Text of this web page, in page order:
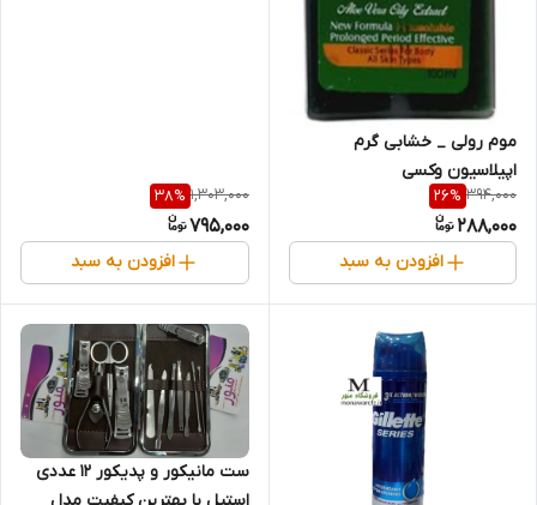
موم رولی _ خشابی گرم
اپیلاسیون وکسی
394,000
26%
288,000
افزودن به سبد
1,303,000
38%
795,000
افزودن به سبد
ست مانیکور و پدیکور 12 عددی